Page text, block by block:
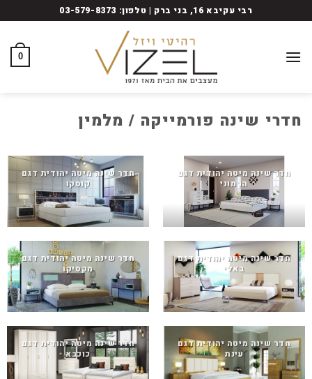
to
רבי עקיבא 16, בני ברק | טלפון: 03-579-8373
0
חדרי שינה פורמייקה / מלמין
חדר שינה מיטה יהודית דגם
הרמוני
חדר שינה מיטה יהודית דגם
קוסקו
חדר שינה מיטה יהודית דגם
באלי
חדר שינה מיטה יהודית דגם
מקסיקו
חדר שינה מיטה יהודית דגם
עינת
חדר שינה מיטה יהודית דגם
כוכבא